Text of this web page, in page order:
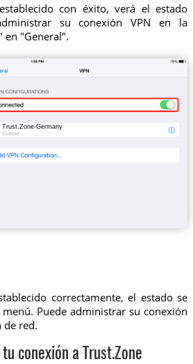
con éxito, verá el estado
su conexión VPN en la
en "General".
Trust.Zone-Germany
correctamente, el estado se
Puede administrar su conexión
de red.
conexión a Trust.Zone